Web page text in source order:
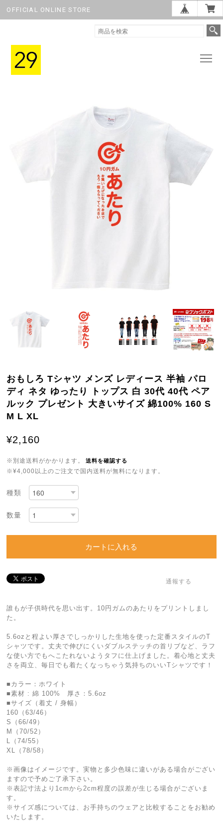
OFFICIAL ONLINE STORE
おもしろ Tシャツ メンズ レディース 半袖 パロ
ディ ネタ ゆったり トップス 白 30代 40代 ペア
ルック プレゼント 大きいサイズ 綿100% 160 S
M L XL
¥2,160
※別途送料がかかります。 送料を確認する
※¥4,000以上のご注文で国内送料が無料になります。
種類
数量
カートに入れる
通報する
誰もが子供時代を思い出す。10円ガムのあたりをプリントしまし
た。
5.6ozと程よい厚さでしっかりした生地を使った定番スタイルのT
シャツです。丈夫で伸びにくいダブルステッチの首リブなど、ラフ
な使い方でもへこたれないようタフに仕上げました。着心地と丈夫
さを両立、毎日でも着たくなっちゃう気持ちのいいTシャツです！
■カラー：ホワイト
■素材 : 綿 100% 厚さ：5.6oz
■サイズ（着丈 / 身幅）
160（63/46）
S（66/49）
M（70/52）
L（74/55）
XL（78/58）
※画像はイメージです。実物と多少色味に違いがある場合がござい
ますので予めご了承下さい。
※表記寸法より1cmから2cm程度の誤差が生じる場合がございま
す。
※サイズ感については、お手持ちのウェアと比較することをお勧め
いたします。